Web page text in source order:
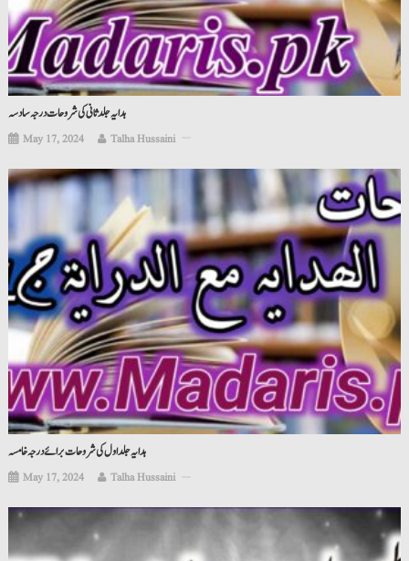
ہدایہ جلد ثانی کی شروحات درجہ سادسہ
May 17, 2024 Talha Hussaini
ہدایہ جلد اول کی شروحات برائے درجہ خامسہ
May 17, 2024 Talha Hussaini